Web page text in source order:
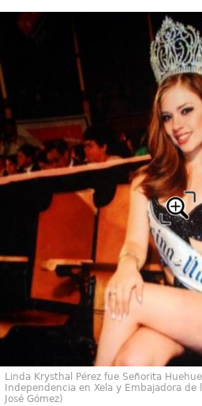
Linda Krysthal Pérez fue Señorita
Independencia en Xela y Embajadora
José Gómez)